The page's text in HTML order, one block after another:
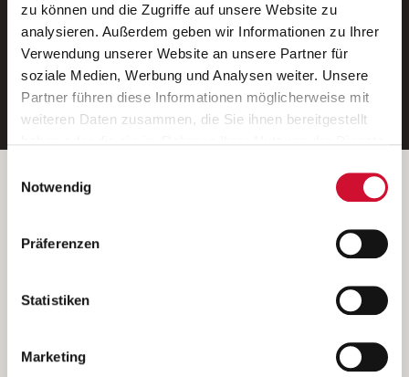
zu können und die Zugriffe auf unsere Website zu
analysieren. Außerdem geben wir Informationen zu Ihrer
Verwendung unserer Website an unsere Partner für
soziale Medien, Werbung und Analysen weiter. Unsere
Partner führen diese Informationen möglicherweise mit
weiteren Daten zusammen, die Sie ihnen bereitgestellt
Wenn Sie auf „Cookies zulassen“ klicken, so stimmen
Sie der Speicherung sämtlicher Cookies zu. Sie können
Ihre Einwilligung selbstverständlich jederzeit widerrufen,
indem Sie die Cookie-Einstellungen aufrufen und diese
unsererDatenschutzerklärung
Notwendig
Präferenzen
Statistiken
Marketing
Ein kostenloser Service von AWO
Jobs.
E-Mail-Adresse eintragen
Betreiber der Webseite
Kantstraße 45a
(Ein Tochterunternehmen des AWO Bezirksverbandes Unterfranken
e.V.)